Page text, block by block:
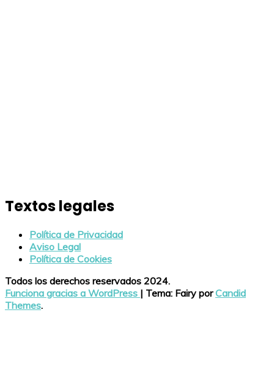
Textos legales
Política de Privacidad
Aviso Legal
Política de Cookies
Todos los derechos reservados 2024.
Funciona gracias a WordPress | Tema: Fairy porCandid
Themes.